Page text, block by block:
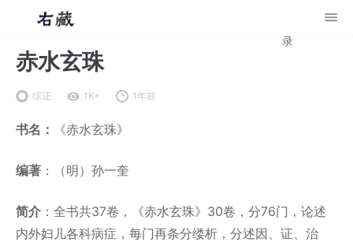
录
赤水玄珠
综证 1K+ 1年前
书名： 《赤水玄珠》
编著 ：（明）孙一奎
简介 ：全书共37卷，《赤水玄珠》30卷，分76门，论述
内外妇儿各科病症，每门再条分缕析，分述因、证、治